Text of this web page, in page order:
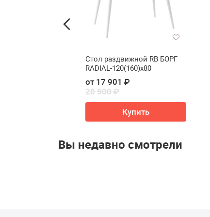
Стол раздвижной RB БОРГ
RADIAL-120(160)х80
от 17 901 ₽
20 500 ₽
Купить
Вы недавно смотрели